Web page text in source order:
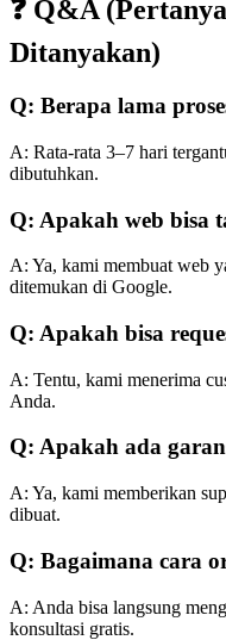
❓ Q&A
Ditanyakan)
Q: Berapa lama
A: Rata-rata 3–7 hari
dibutuhkan.
Q: Apakah web bisa
A: Ya, kami membuat web
ditemukan di Google.
Q: Apakah bisa
A: Tentu, kami menerima
Anda.
Q: Apakah ada
A: Ya, kami memberikan
dibuat.
Q: Bagaimana cara
A: Anda bisa langsung
konsultasi gratis.